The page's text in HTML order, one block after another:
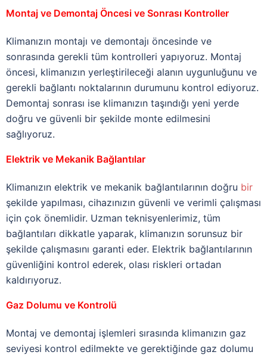
Montaj ve Demontaj Öncesi ve Sonrası Kontroller
Klimanızın montajı ve demontajı öncesinde ve
sonrasında gerekli tüm kontrolleri yapıyoruz. Montaj
öncesi, klimanızın yerleştirileceği alanın uygunluğunu ve
gerekli bağlantı noktalarının durumunu kontrol ediyoruz.
Demontaj sonrası ise klimanızın taşındığı yeni yerde
doğru ve güvenli bir şekilde monte edilmesini
sağlıyoruz.
Elektrik ve Mekanik Bağlantılar
Klimanızın elektrik ve mekanik bağlantılarının doğru bir
şekilde yapılması, cihazınızın güvenli ve verimli çalışması
için çok önemlidir. Uzman teknisyenlerimiz, tüm
bağlantıları dikkatle yaparak, klimanızın sorunsuz bir
şekilde çalışmasını garanti eder. Elektrik bağlantılarının
güvenliğini kontrol ederek, olası riskleri ortadan
kaldırıyoruz.
Gaz Dolumu ve Kontrolü
Montaj ve demontaj işlemleri sırasında klimanızın gaz
seviyesi kontrol edilmekte ve gerektiğinde gaz dolumu